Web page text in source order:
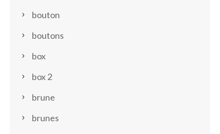
bouton
boutons
box
box 2
brune
brunes